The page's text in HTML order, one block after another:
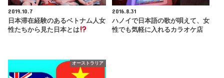
2019.10.7
日本滞在経験のあるベトナム人女
性たちから見た日本とは
2016.8.31
ハノイで日本語の歌が唄えて、女
性でも気軽に入れるカラオケ店
オーストラリア